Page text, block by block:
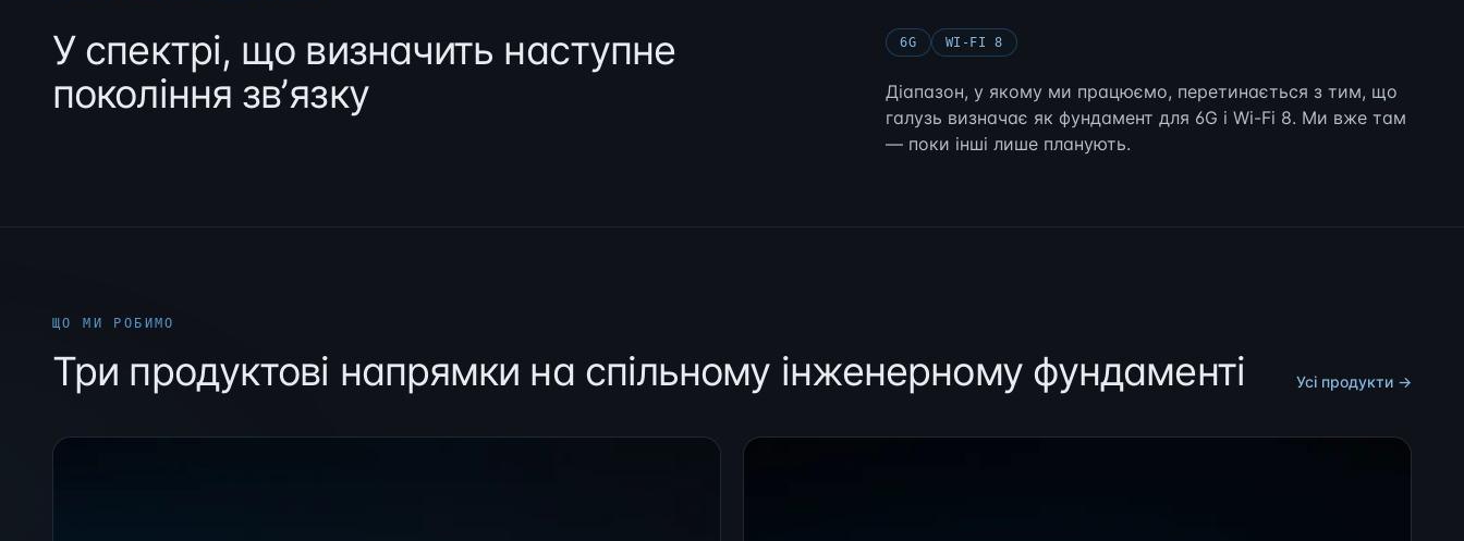
У спектрі, що визначить наступне
покоління звʼязку
6G WI-FI 8
Діапазон, у якому ми працюємо, перетинається з тим, що
галузь визначає як фундамент для 6G і Wi-Fi 8. Ми вже там
— поки інші лише планують.
ЩО МИ РОБИМО
Три продуктові напрямки на спільному інженерному фундаменті Усі продукти →